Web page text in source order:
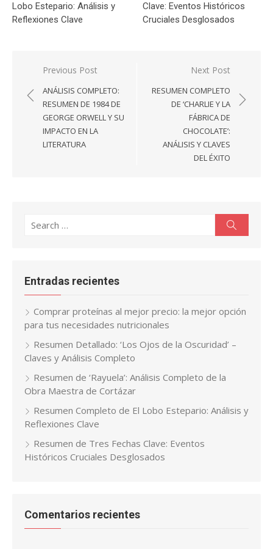
Lobo Estepario: Análisis y
Reflexiones Clave
Clave: Eventos Históricos
Cruciales Desglosados
Navegación
de
entradas
Previous Post
ANÁLISIS COMPLETO:
RESUMEN DE 1984 DE
GEORGE ORWELL Y SU
IMPACTO EN LA
LITERATURA
Next Post
RESUMEN COMPLETO
DE ‘CHARLIE Y LA
FÁBRICA DE
CHOCOLATE’:
ANÁLISIS Y CLAVES
DEL ÉXITO
Search
Entradas recientes
Comprar proteínas al mejor precio: la mejor opción
para tus necesidades nutricionales
Resumen Detallado: ‘Los Ojos de la Oscuridad’ –
Claves y Análisis Completo
Resumen de ‘Rayuela’: Análisis Completo de la
Obra Maestra de Cortázar
Resumen Completo de El Lobo Estepario: Análisis y
Reflexiones Clave
Resumen de Tres Fechas Clave: Eventos
Históricos Cruciales Desglosados
Comentarios recientes